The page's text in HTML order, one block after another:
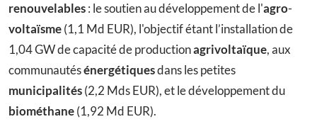
renouvelables: le soutien au développement de l'agro-
voltaïsme(1,1 Md EUR), l'objectif étant l’installation de
1,04 GW de capacité de productionagrivoltaïque, aux
communautésénergétiquesdans les petites
municipalités(2,2 Mds EUR), et le développement du
biométhane(1,92 Md EUR).